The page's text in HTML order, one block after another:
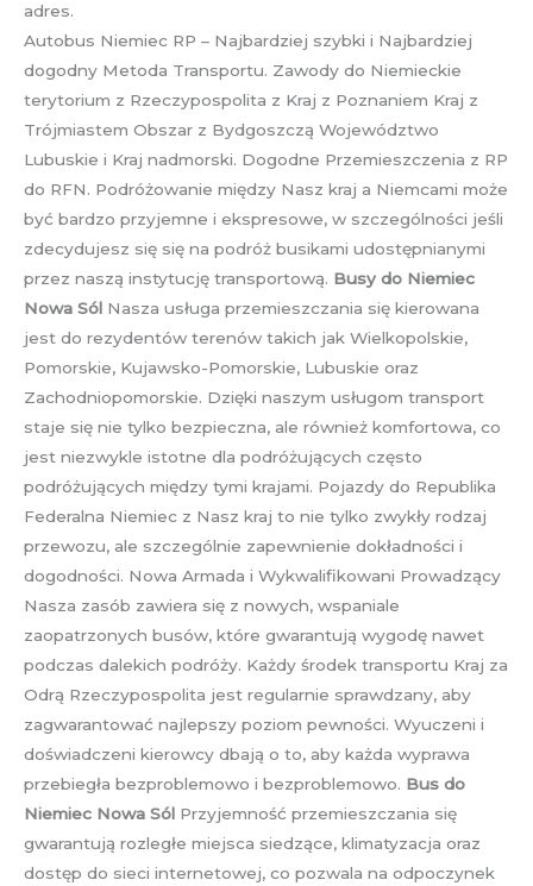
adres.
Autobus Niemiec RP – Najbardziej szybki i Najbardziej
dogodny Metoda Transportu. Zawody do Niemieckie
terytorium z Rzeczypospolita z Kraj z Poznaniem Kraj z
Trójmiastem Obszar z Bydgoszczą Województwo
Lubuskie i Kraj nadmorski. Dogodne Przemieszczenia z RP
do RFN. Podróżowanie między Nasz kraj a Niemcami może
być bardzo przyjemne i ekspresowe, w szczególności jeśli
zdecydujesz się się na podróż busikami udostępnianymi
przez naszą instytucję transportową. Busy do Niemiec
Nowa Sól Nasza usługa przemieszczania się kierowana
jest do rezydentów terenów takich jak Wielkopolskie,
Pomorskie, Kujawsko-Pomorskie, Lubuskie oraz
Zachodniopomorskie. Dzięki naszym usługom transport
staje się nie tylko bezpieczna, ale również komfortowa, co
jest niezwykle istotne dla podróżujących często
podróżujących między tymi krajami. Pojazdy do Republika
Federalna Niemiec z Nasz kraj to nie tylko zwykły rodzaj
przewozu, ale szczególnie zapewnienie dokładności i
dogodności. Nowa Armada i Wykwalifikowani Prowadzący
Nasza zasób zawiera się z nowych, wspaniale
zaopatrzonych busów, które gwarantują wygodę nawet
podczas dalekich podróży. Każdy środek transportu Kraj za
Odrą Rzeczypospolita jest regularnie sprawdzany, aby
zagwarantować najlepszy poziom pewności. Wyuczeni i
doświadczeni kierowcy dbają o to, aby każda wyprawa
przebiegła bezproblemowo i bezproblemowo. Bus do
Niemiec Nowa Sól Przyjemność przemieszczania się
gwarantują rozległe miejsca siedzące, klimatyzacja oraz
dostęp do sieci internetowej, co pozwala na odpoczynek